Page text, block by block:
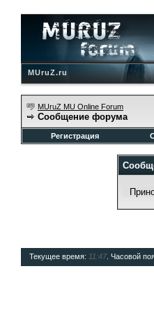
MUruZ.ru
MUruZ MU Online Forum
Сообщение форума
Регистрация
Текущее время: 11:47. Часовой